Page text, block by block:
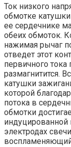
Ток низкого
обмотке
ее сердечнике
обеих обмоток.
нажимая рычаг
отведет этот
первичного
размагнитится.
катушки
которой
потока в
обмотки
электродах